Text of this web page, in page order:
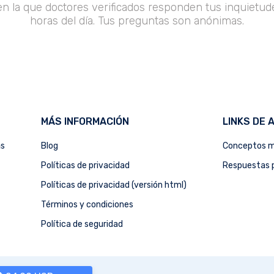
la que doctores verificados responden tus
horas del día. Tus preguntas son anónimas.
MÁS INFORMACIÓN
Blog
Políticas de privacidad
Políticas de privacidad (versión html)
Términos y condiciones
Política de seguridad
LINKS DE
Conceptos
Respuestas